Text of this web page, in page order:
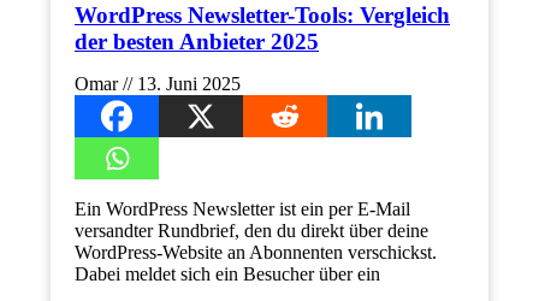
WordPress Newsletter-Tools: Vergleich
der besten Anbieter 2025
Omar 13. Juni 2025
Ein WordPress Newsletter ist ein per E-Mail
versandter Rundbrief, den du direkt über deine
WordPress-Website an Abonnenten verschickst.
Dabei meldet sich ein Besucher über ein